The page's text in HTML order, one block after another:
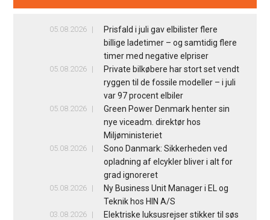
05.08.2026
Prisfald i juli gav elbilister flere
billige ladetimer – og samtidig flere
timer med negative elpriser
05.08.2026
Private bilkøbere har stort set vendt
ryggen til de fossile modeller – i juli
var 97 procent elbiler
05.08.2026
Green Power Denmark henter sin
nye viceadm. direktør hos
Miljøministeriet
05.08.2026
Sono Danmark: Sikkerheden ved
opladning af elcykler bliver i alt for
grad ignoreret
05.08.2026
Ny Business Unit Manager i EL og
Teknik hos HIN A/S
03.08.2026
Elektriske luksusrejser stikker til søs